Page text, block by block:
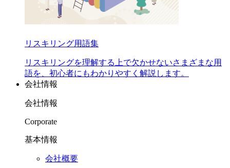
リスキリング用語集
リスキリングを理解する上で欠かせないさまざまな用
語を、初心者にもわかりやすく解説します。
会社情報
会社情報
Corporate
基本情報
会社概要